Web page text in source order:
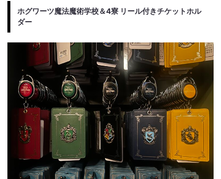
ホグワーツ魔法魔術学校＆4寮 リール付きチケットホル
ダー